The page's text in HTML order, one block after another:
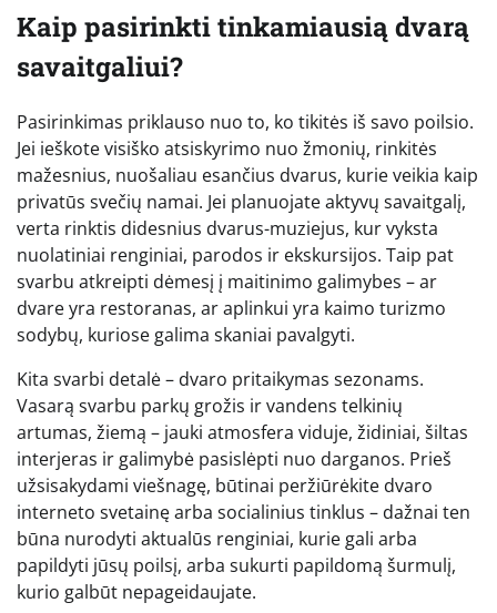
Kaip pasirinkti tinkamiausią dvarą
savaitgaliui?
Pasirinkimas priklauso nuo to, ko tikitės iš savo poilsio.
Jei ieškote visiško atsiskyrimo nuo žmonių, rinkitės
mažesnius, nuošaliau esančius dvarus, kurie veikia kaip
privatūs svečių namai. Jei planuojate aktyvų savaitgalį,
verta rinktis didesnius dvarus-muziejus, kur vyksta
nuolatiniai renginiai, parodos ir ekskursijos. Taip pat
svarbu atkreipti dėmesį į maitinimo galimybes – ar
dvare yra restoranas, ar aplinkui yra kaimo turizmo
sodybų, kuriose galima skaniai pavalgyti.
Kita svarbi detalė – dvaro pritaikymas sezonams.
Vasarą svarbu parkų grožis ir vandens telkinių
artumas, žiemą – jauki atmosfera viduje, židiniai, šiltas
interjeras ir galimybė pasislėpti nuo darganos. Prieš
užsisakydami viešnagę, būtinai peržiūrėkite dvaro
interneto svetainę arba socialinius tinklus – dažnai ten
būna nurodyti aktualūs renginiai, kurie gali arba
papildyti jūsų poilsį, arba sukurti papildomą šurmulį,
kurio galbūt nepageidaujate.